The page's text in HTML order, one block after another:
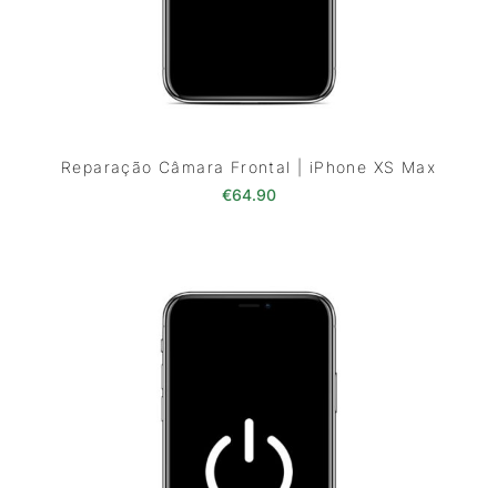
Reparação Câmara Frontal | iPhone XS Max
€64.90